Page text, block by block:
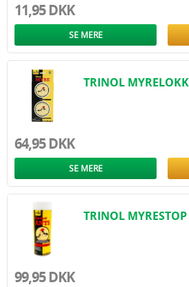
11,95 DKK
SE MERE
TRINOL
64,95 DKK
SE MERE
TRINOL
99,95 DKK